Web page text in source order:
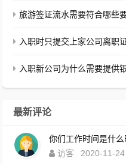
旅游签证流水需要符合哪些
入职时只提交上家公司离职
入职新公司为什么需要提供
最新评论
你们工作时间是什么
访客
2020-11-24